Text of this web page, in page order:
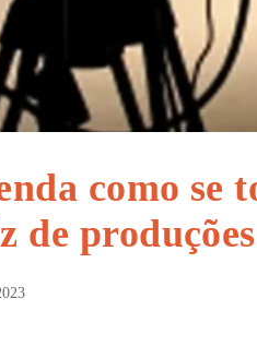
como se
de